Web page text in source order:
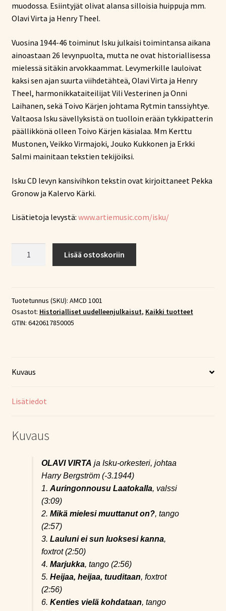
muodossa. Esiintyjät olivat alansa silloisia huippuja mm.
Olavi Virta ja Henry Theel.
Vuosina 1944-46 toiminut Isku julkaisi toimintansa aikana
ainoastaan 26 levynpuolta, mutta ne ovat historiallisessa
mielessä sitäkin arvokkaammat. Levymerkille lauloivat
kaksi sen ajan suurta viihdetähteä, Olavi Virta ja Henry
Theel, harmonikkataiteilijat Vili Vesterinen ja Onni
Laihanen, sekä Toivo Kärjen johtama Rytmin tanssiyhtye.
Valtaosa Isku sävellyksistä on tuolloin erään tykkipatterin
päällikkönä olleen Toivo Kärjen käsialaa. Mm Kerttu
Mustonen, Veikko Virmajoki, Jouko Kukkonen ja Erkki
Salmi mainitaan tekstien tekijöiksi.
Isku CD levyn kansivihkon tekstin ovat kirjoittaneet Pekka
Gronow ja Kalervo Kärki.
Lisätietoja levystä: www.artiemusic.com/isku/
46
(CD)
määrä
Lisää ostoskoriin
Tuotetunnus (SKU): AMCD 1001
Osastot: Historialliset uudelleenjulkaisut, Kaikki tuotteet
GTIN: 6420617850005
Kuvaus
Lisätiedot
Kuvaus
OLAVI VIRTA ja Isku-orkesteri, johtaa
Harry Bergström (-3.1944)
1. Auringonnousu Laatokalla, valssi
(3:09)
2. Mikä mielesi muuttanut on?, tango
(2:57)
3. Lauluni ei sun luoksesi kanna,
foxtrot (2:50)
4. Marjukka, tango (2:56)
5. Heijaa, heijaa, tuuditaan, foxtrot
(2:56)
6. Kenties vielä kohdataan, tango